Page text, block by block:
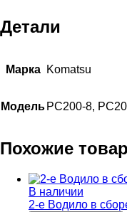
Детали
Марка Komatsu
Модель PC200-8,
Похожие
В наличии
2-e Водило в